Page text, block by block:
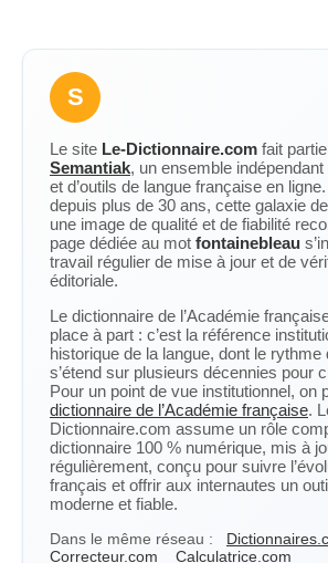
S
Le site Le-Dictionnaire.com fait
Semantiak, un ensemble
et d’outils de langue française en
depuis plus de 30 ans, cette galaxie
une image de qualité et de fiabilité
page dédiée au mot fontainebleau
travail régulier de mise à jour et de
éditoriale.
Le dictionnaire de l’Académie
place à part : c’est la référence
historique de la langue, dont le rythme
s’étend sur plusieurs décennies pour
Pour un point de vue institutionnel, on
dictionnaire de l’Académie française.
Dictionnaire.com assume un rôle
dictionnaire 100 % numérique, mis à
régulièrement, conçu pour suivre
français et offrir aux internautes un
moderne et fiable.
Dans le même réseau :
Correcteur.com
Calculatrice.com